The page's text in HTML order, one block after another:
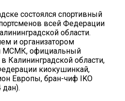
состоялся спортивный
всей Федерации
области.
и организатором
МСМК, официальный
Калининградской области,
киокушинкай,
Европы, бран-чиф IKO
дан).